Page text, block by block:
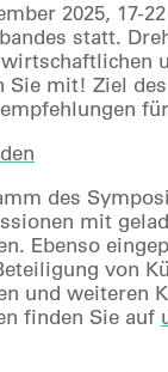
2025, 17-
statt.
Sie mit! Ziel
des
mit
Ebenso
von
und weiteren
finden Sie auf